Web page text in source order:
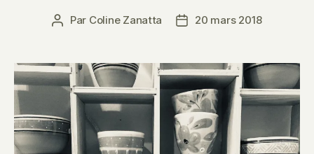
Auteur
Par Coline Zanatta
Date20 mars 2018